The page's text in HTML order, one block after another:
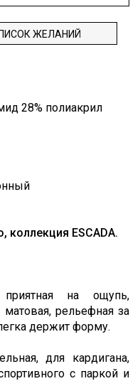
28% полиакрил
ESCADA.
на ощупь,
матовая, рельефная за
держит форму.
для кардигана,
с паркой и